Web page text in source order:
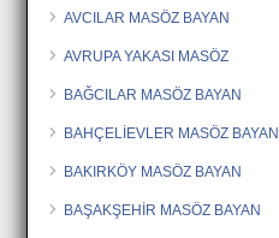
AVCILAR MASÖZ BAYAN
AVRUPA YAKASI MASÖZ
BAĞCILAR MASÖZ BAYAN
BAHÇELİEVLER MASÖZ BAYAN
BAKIRKÖY MASÖZ BAYAN
BAŞAKŞEHİR MASÖZ BAYAN